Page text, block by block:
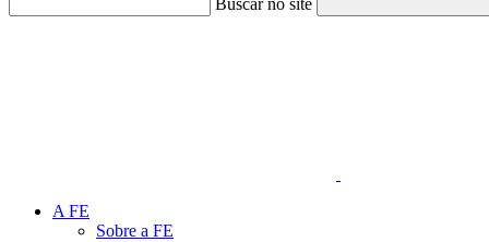
Buscar no site
A FE
Sobre a FE